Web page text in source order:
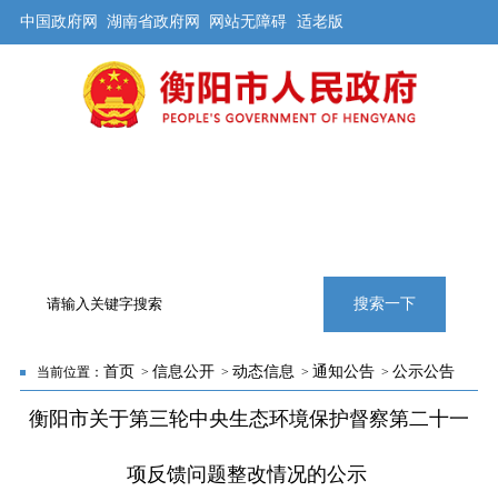
中国政府网 湖南省政府网 网站无障碍 适老版
搜索一下
当前位置： 首页 > 信息公开> 动态信息 > 通知公告> 公示公告
衡阳市关于第三轮中央生态环境保护督察第二十一
项反馈问题整改情况的公示 ​